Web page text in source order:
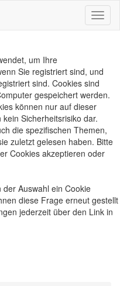
um Ihre
Sie registriert sind, und
sind. Cookies sind
gespeichert werden.
können nur auf dieser
Sicherheitsrisiko dar.
die spezifischen Themen,
zuletzt gelesen haben. Bitte
Cookies akzeptieren oder
Auswahl ein Cookie
diese Frage erneut gestellt
jederzeit über den Link in